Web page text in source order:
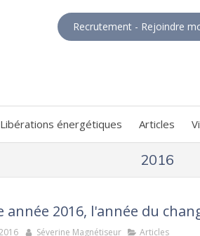
Recrutement - Rejoindre
Libérations énergétiques Articles
2016
année 2016, l'année du
Séverine Magnétiseur Articles